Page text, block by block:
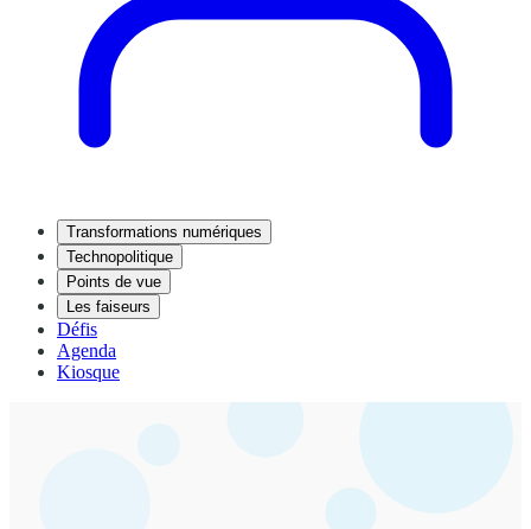
Transformations numériques
Technopolitique
Points de vue
Les faiseurs
Défis
Agenda
Kiosque